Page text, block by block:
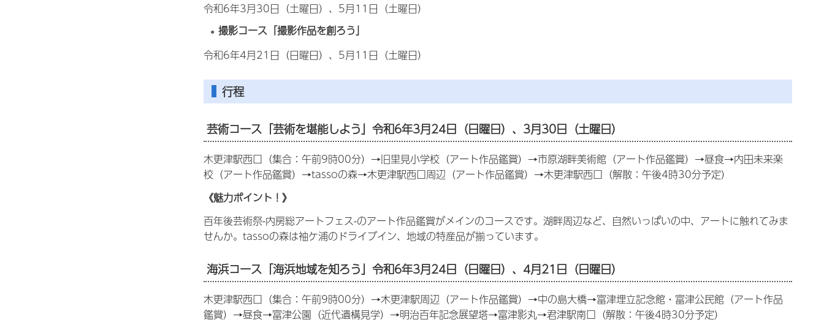
令和6年3月30日（土曜日）、5月11日（土曜日）
撮影コース「撮影作品を創ろう」
令和6年4月21日（日曜日）、5月11日（土曜日）
行程
芸術コース「芸術を堪能しよう」 令和6年3月24日（日曜日）、3月30日（土曜日）
木更津駅西口（集合：午前9時00分）→旧里見小学校（アート作品鑑賞）→市原湖畔美術館（アート作品鑑賞）→昼食→内田未来楽
校（アート作品鑑賞）→tassoの森→木更津駅西口周辺（アート作品鑑賞）→木更津駅西口（解散：午後4時30分予定）
《魅力ポイント！》
百年後芸術祭-内房総アートフェス-のアート作品鑑賞がメインのコースです。湖畔周辺など、自然いっぱいの中、アートに触れてみま
せんか。tassoの森は袖ケ浦のドライブイン、地域の特産品が揃っています。
海浜コース「海浜地域を知ろう」 令和6年3月24日（日曜日）、4月21日（日曜日）
木更津駅西口（集合：午前9時00分）→木更津駅周辺（アート作品鑑賞）→中の島大橋→富津埋立記念館・富津公民館（アート作品
鑑賞）→昼食→富津公園（近代遺構見学）→明治百年記念展望塔→富津影丸→君津駅南口（解散：午後4時30分予定）